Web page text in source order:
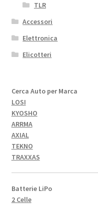
TLR
Accessori
Elettronica
Elicotteri
Cerca Auto per Marca
LOSI
KYOSHO
ARRMA
AXIAL
TEKNO
TRAXXAS
Batterie LiPo
2 Celle